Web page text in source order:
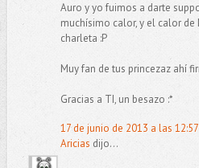
Auro y yo fuimos a darte
muchísimo calor, y el calor de
charleta :P
Muy fan de tus princezaz ahí
Gracias a TI, un besazo :*
17 de junio de 2013 a las 12:57
Aricias dijo...